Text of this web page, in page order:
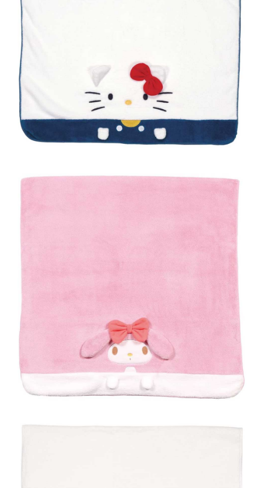
是否繳費成功／繳費後需取消欲退款等相關疑問，請聯繫「AFTEE先享後付
【注意事項】
１．透過由恩沛科技股份有限公司提供之「AFTEE先享後付」服務完成之交
易，需依本服務之必要範圍內提供個人資料，並將交易相關給付款項請求債
權轉讓予恩沛科技股份有限公司。
２．關於個人資料處理事宜，請瀏覽以下網址：
https://aftee.tw/terms/#terms3
３．未成年的使用者請事先徵得法定代理人或監護人之同意方可使用
「AFTEE先享後付」，若未經同意申辦者引起之損失，本公司不負相關責
任。
４．使用「AFTEE先享後付」時，將依據個別帳號之用戶狀況，依本公司即
時審查核予不同之上限額度；若仍有額度不足之情形，本公司將視審查結果
恩沛科技股份有限公司將有權停止該用戶之使用額度並採取法律行動。
每筆NT$60，滿NT$699(含以上)免運費
宅配
每筆NT$80，滿NT$1,000(含以上)免運費